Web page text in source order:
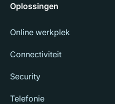
Oplossingen
Online werkplek
Connectiviteit
Security
Telefonie